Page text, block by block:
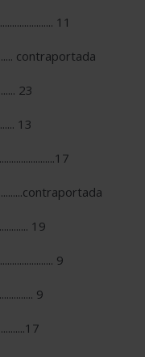
11
contraportada
23
13
............contraportada
19
9
9